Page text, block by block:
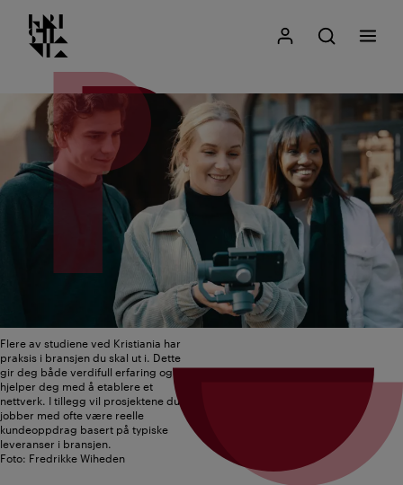
Gå
til
Kristiania logo
Mitt Kristiania
Åpne søk
Søk
Meny
Flere av studiene ved Kristiania har
praksis i bransjen du skal ut i. Dette
gir deg både verdifull erfaring og
hjelper deg med å etablere et
nettverk. I tillegg vil prosjektene du
jobber med ofte være reelle
kundeoppdrag basert på typiske
leveranser i bransjen.
Foto: Fredrikke Wiheden